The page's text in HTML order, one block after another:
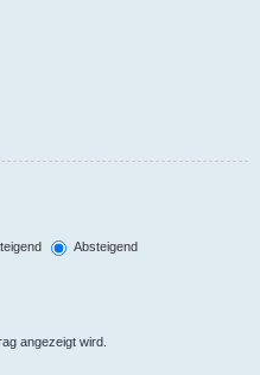
Absteigend
angezeigt wird.